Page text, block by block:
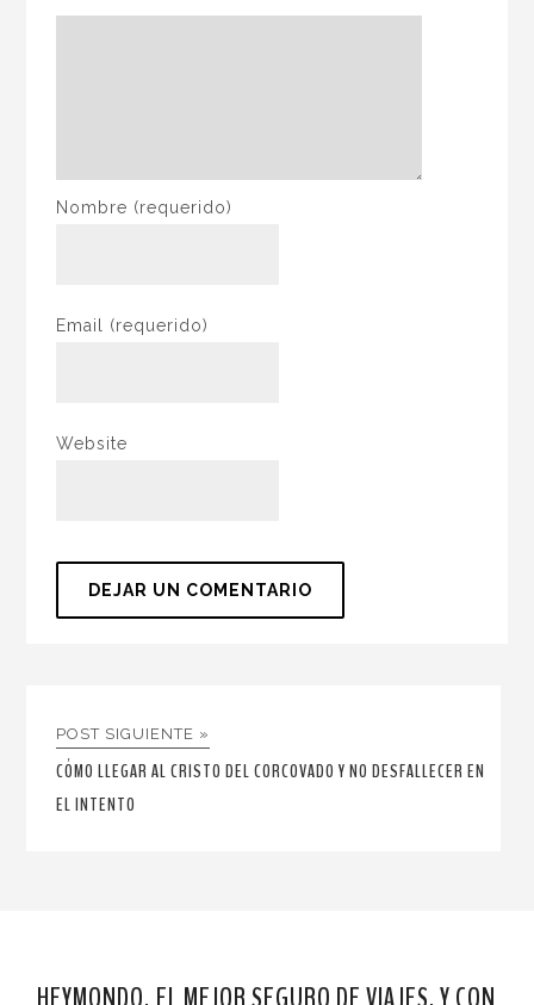
Nombre (requerido)
Email (requerido)
Website
POST SIGUIENTE »
CÓMO LLEGAR AL CRISTO DEL CORCOVADO Y NO DESFALLECER EN
EL INTENTO